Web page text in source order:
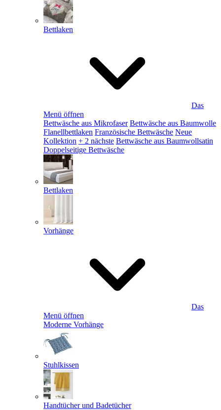
Bettlaken
Das
Menü öffnen
Bettwäsche aus Mikrofaser Bettwäsche aus Baumwolle
Flanellbettlaken Französische Bettwäsche Neue
Kollektion + 2 nächste Bettwäsche aus Baumwollsatin
Doppelseitige Bettwäsche
Bettlaken
Vorhänge
Das
Menü öffnen
Moderne Vorhänge
Stuhlkissen
Handtücher und Badetücher